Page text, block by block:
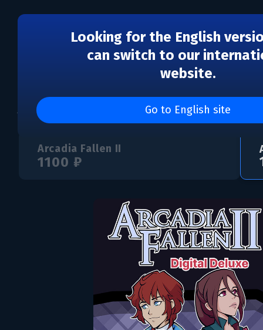
Looking for the English
can switch to our
website.
Go to English site
Arcadia Fallen II -
Arcadia Fallen II
1100 ₽